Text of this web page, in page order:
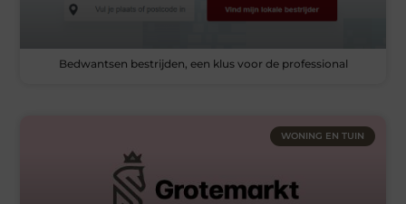
Bedwantsen bestrijden, een klus voor de professional
WONING EN TUIN